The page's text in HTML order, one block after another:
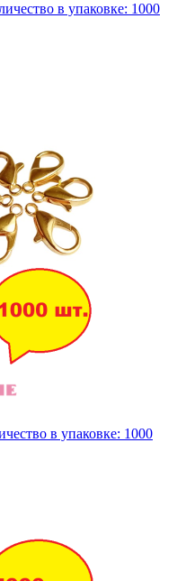
в упаковке: 1000
в упаковке: 1000